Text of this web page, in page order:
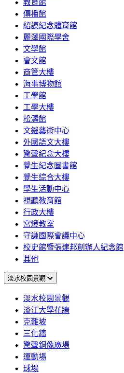
教育館
傳播館
紹謨紀念體育館
麗澤國際學舍
文學館
會文館
商管大樓
海事博物館
工學館
工學大樓
松濤館
文錙藝術中心
外國語文大樓
驚聲紀念大樓
覺生紀念圖書館
覺生綜合大樓
學生活動中心
視聽教育館
行政大樓
宮燈教室
守謙國際會議中心
校史館暨張建邦創辦人紀念館
其他
淡水校園景觀
淡水校園景觀
淡江大學花牆
克難坡
三化牆
驚聲銅像廣場
運動場
球場